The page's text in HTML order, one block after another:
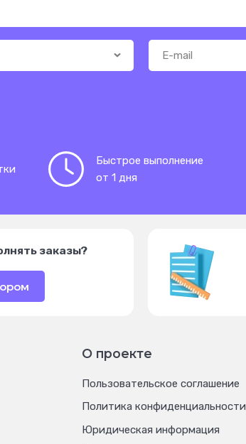
Быстрое выполнение
от 1 дня
заказы?
О проекте
Пользовательское соглашение
Политика конфиденциальности
Юридическая информация